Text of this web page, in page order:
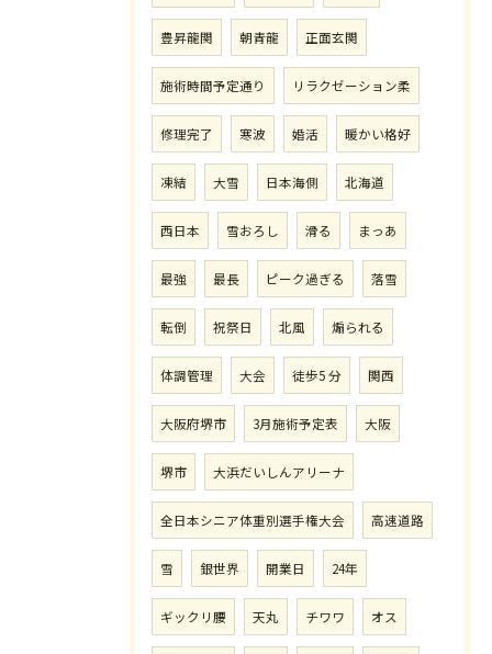
豊昇龍関 朝青龍 正面玄関
施術時間予定通り リラクゼーション柔
修理完了 寒波 婚活 暖かい格好
凍結 大雪 日本海側 北海道
西日本 雪おろし 滑る まっあ
最強 最長 ピーク過ぎる 落雪
転倒 祝祭日 北風 煽られる
体調管理 大会 徒歩5 分 関西
大阪府堺市 3月施術予定表 大阪
堺市 大浜だいしんアリーナ
全日本シニア体重別選手権大会 高速道路
雪 銀世界 開業日 24年
ギックリ腰 天丸 チワワ オス